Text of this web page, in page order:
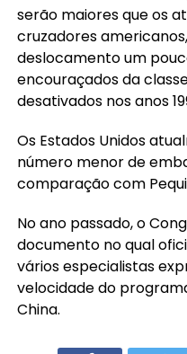
serão maiores que os
cruzadores
deslocamento um
encouraçados da
desativados nos anos
Os Estados Unidos
número menor de
comparação com
No ano passado, o
documento no qual
vários especialistas
velocidade do
China.